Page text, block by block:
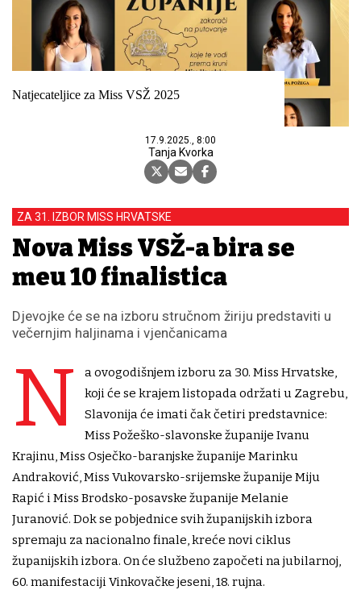
Natjecateljice za Miss VSŽ 2025
17.9.2025., 8:00
Tanja Kvorka
ZA 31. IZBOR MISS HRVATSKE
Nova Miss VSŽ-a bira se
među 10 finalistica
Djevojke će se na izboru stručnom žiriju predstaviti u
večernjim haljinama i vjenčanicama
N
a ovogodišnjem izboru za 30. Miss Hrvatske,
koji će se krajem listopada održati u Zagrebu,
Slavonija će imati čak četiri predstavnice:
Miss Požeško-slavonske županije Ivanu
Krajinu, Miss Osječko-baranjske županije Marinku
Andraković, Miss Vukovarsko-srijemske županije Miju
Rapić i Miss Brodsko-posavske županije Melanie
Juranović. Dok se pobjednice svih županijskih izbora
spremaju za nacionalno finale, kreće novi ciklus
županijskih izbora. On će službeno započeti na jubilarnoj,
60. manifestaciji Vinkovačke jeseni, 18. rujna.